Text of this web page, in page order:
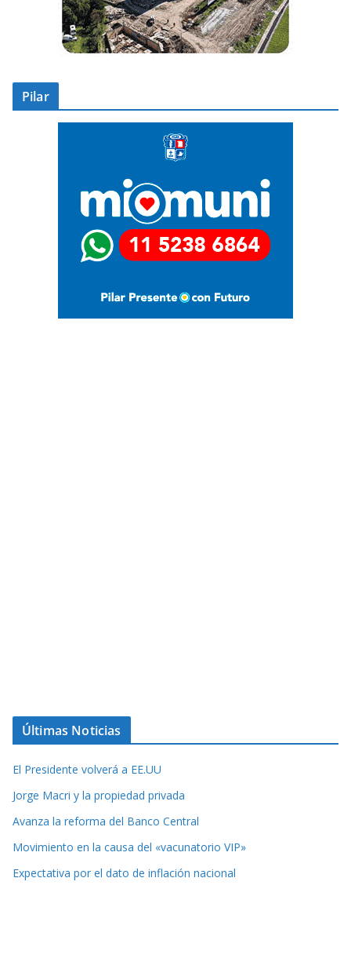
Pilar
Últimas Noticias
El Presidente volverá a EE.UU
Jorge Macri y la propiedad privada
Avanza la reforma del Banco Central
Movimiento en la causa del «vacunatorio VIP»
Expectativa por el dato de inflación nacional